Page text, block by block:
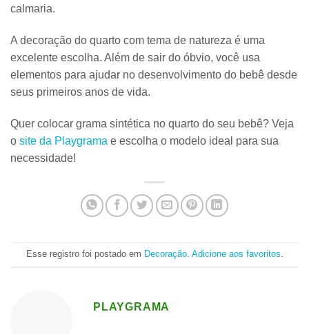
calmaria.
A decoração do quarto com tema de natureza é uma
excelente escolha. Além de sair do óbvio, você usa
elementos para ajudar no desenvolvimento do bebê desde
seus primeiros anos de vida.
Quer colocar grama sintética no quarto do seu bebê? Veja
o site da Playgrama e escolha o modelo ideal para sua
necessidade!
Esse registro foi postado em Decoração. Adicione aos favoritos.
PLAYGRAMA